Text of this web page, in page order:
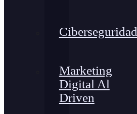
Ciberseguridad
Marketing
Digital Al
Driven